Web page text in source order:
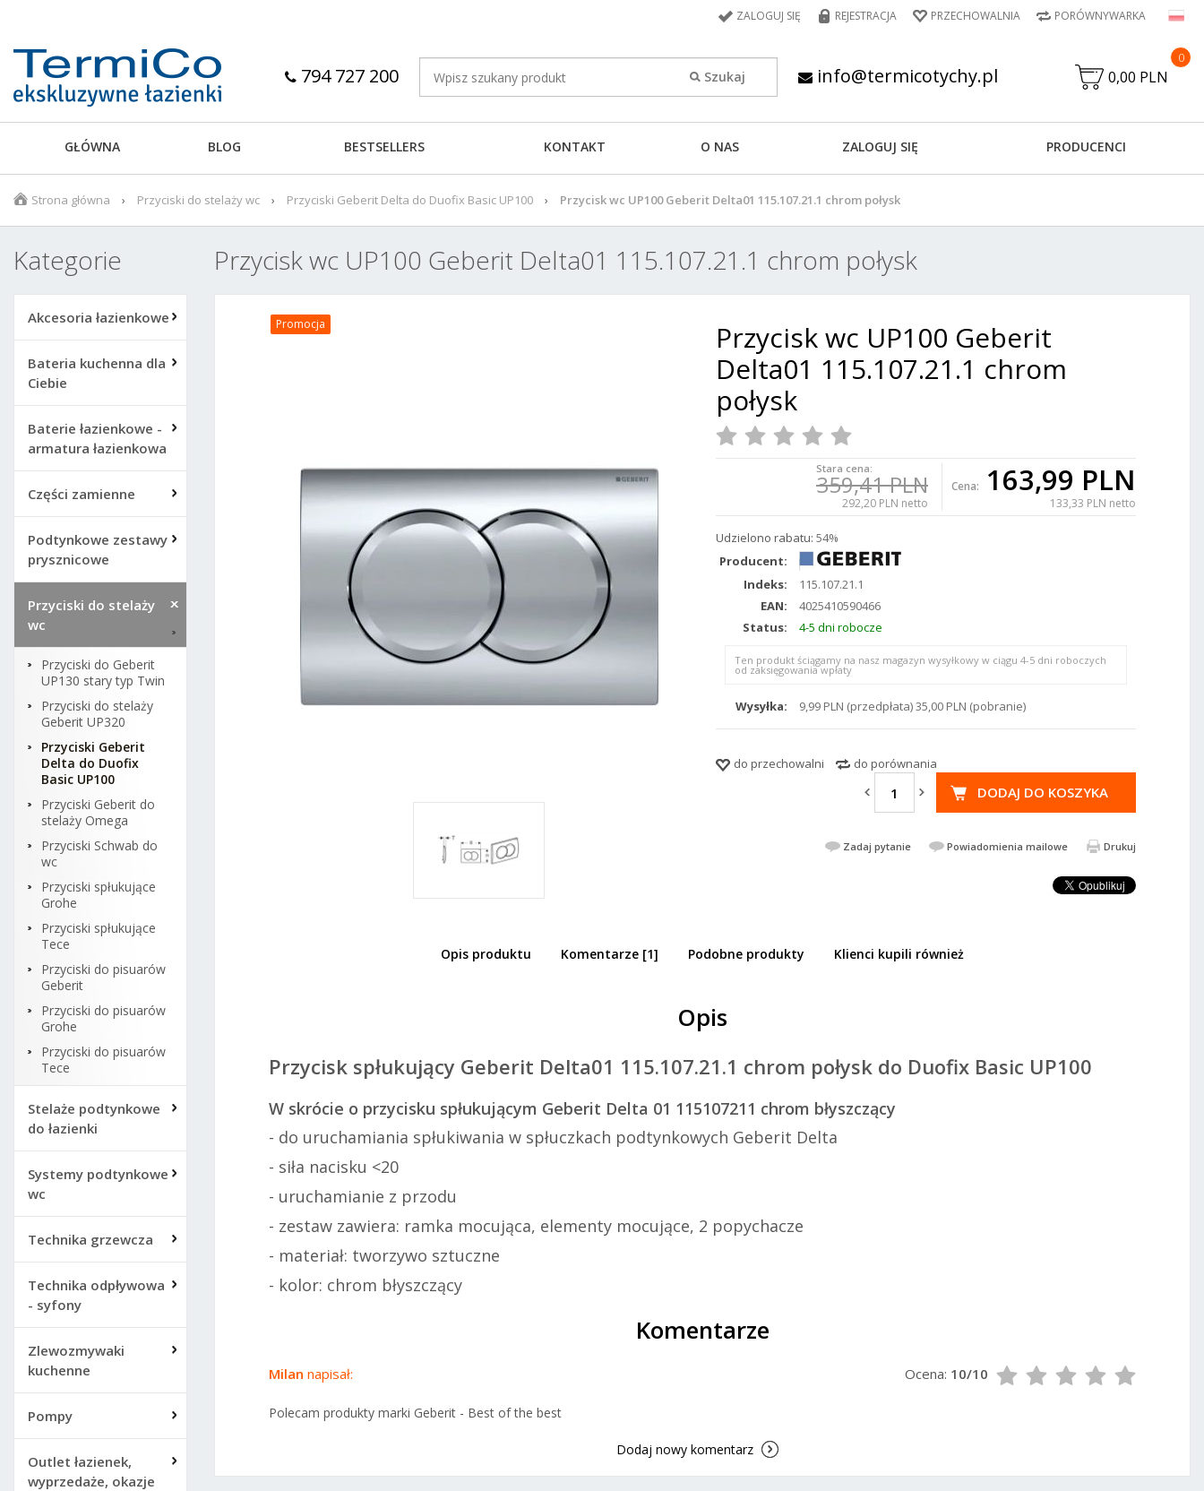
ZALOGUJ SIĘ REJESTRACJA PRZECHOWALNIA PORÓWNYWARKA
0,00 PLN
0
794 727 200 info@termicotychy.pl
GŁÓWNA BLOG BESTSELLERS KONTAKT O NAS ZALOGUJ SIĘ PRODUCENCI
Strona główna Przyciski do stelaży wc Przyciski Geberit Delta do Duofix Basic UP100 Przycisk wc UP100 Geberit Delta01 115.107.21.1 chrom połysk
Kategorie
Akcesoria łazienkowe
Bateria kuchenna dla
Ciebie
Baterie łazienkowe -
armatura łazienkowa
Części zamienne
Podtynkowe zestawy
prysznicowe
Przyciski do stelaży
wc
Przyciski do Geberit
UP130 stary typ Twin
Przyciski do stelaży
Geberit UP320
Przyciski Geberit
Delta do Duofix
Basic UP100
Przyciski Geberit do
stelaży Omega
Przyciski Schwab do
wc
Przyciski spłukujące
Grohe
Przyciski spłukujące
Tece
Przyciski do pisuarów
Geberit
Przyciski do pisuarów
Grohe
Przyciski do pisuarów
Tece
Stelaże podtynkowe
do łazienki
Systemy podtynkowe
wc
Technika grzewcza
Technika odpływowa
- syfony
Zlewozmywaki
kuchenne
Pompy
Outlet łazienek,
wyprzedaże, okazje
Przycisk wc UP100 Geberit Delta01 115.107.21.1 chrom połysk
Promocja
Przycisk wc UP100 Geberit
Delta01 115.107.21.1 chrom
połysk
Cena: 163,99 PLN
133,33 PLN netto
Stara cena:
359,41 PLN
292,20 PLN netto
Udzielono rabatu: 54%
Producent:
Indeks:
115.107.21.1
EAN:
4025410590466
Status:
4-5 dni robocze
Ten produkt ściągamy na nasz magazyn wysyłkowy w ciągu 4-5 dni roboczych
od zaksięgowania wpłaty
Wysyłka: 9,99 PLN (przedpłata) 35,00 PLN (pobranie)
do przechowalni do porównania
DODAJ DO KOSZYKA
Zadaj pytanie Powiadomienia mailowe Drukuj
Przycisk wc UP100 Geberit Delta01 115.107.21.1 chrom
Opis produktu Komentarze [1] Podobne produkty Klienci kupili również
Opis
Przycisk spłukujący Geberit Delta01 115.107.21.1 chrom połysk do Duofix Basic UP100
W skrócie o przycisku spłukującym Geberit Delta 01 115107211 chrom błyszczący
- do uruchamiania spłukiwania w spłuczkach podtynkowych Geberit Delta
- siła nacisku <20
- uruchamianie z przodu
- zestaw zawiera: ramka mocująca, elementy mocujące, 2 popychacze
- materiał: tworzywo sztuczne
- kolor: chrom błyszczący
Komentarze
Milan napisał: Ocena: 10/10
Polecam produkty marki Geberit - Best of the best
Dodaj nowy komentarz